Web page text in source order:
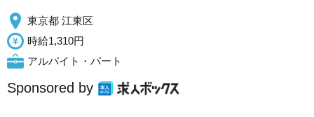
東京都 江東区
時給1,310円
アルバイト・パート
Sponsored by